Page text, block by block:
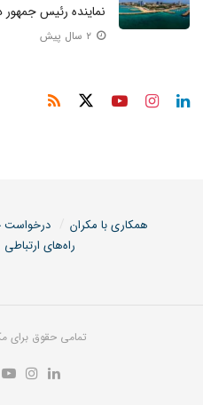
نماینده رئیس جمهور
همکاری با مکران درخواست
راه‌های ارتباطی
تمامی حقوق برای